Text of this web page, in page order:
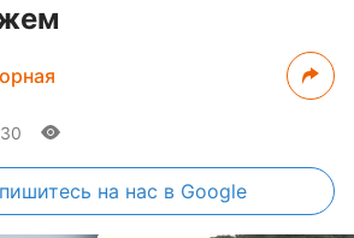
на нас в Google